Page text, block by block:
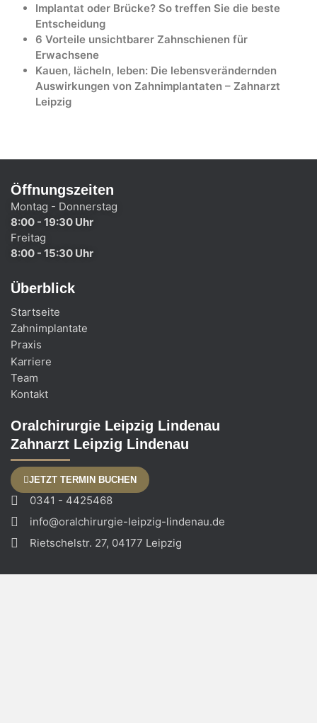
Implantat oder Brücke? So treffen Sie die beste
Entscheidung
6 Vorteile unsichtbarer Zahnschienen für
Erwachsene
Kauen, lächeln, leben: Die lebensverändernden
Auswirkungen von Zahnimplantaten – Zahnarzt
Leipzig
Öffnungszeiten
Montag - Donnerstag
8:00 - 19:30 Uhr
Freitag
8:00 - 15:30 Uhr
Überblick
Startseite
Zahnimplantate
Praxis
Karriere
Team
Kontakt
Oralchirurgie Leipzig Lindenau
Zahnarzt Leipzig Lindenau
JETZT TERMIN BUCHEN
0341 - 4425468
info@oralchirurgie-leipzig-lindenau.de
Rietschelstr. 27, 04177 Leipzig